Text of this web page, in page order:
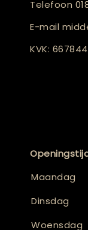
Telefoon
E-mail
KVK:
Maandag
Dinsdag
Woensdag